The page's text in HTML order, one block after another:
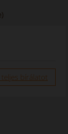
teljes bírálatot